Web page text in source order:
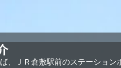
、ＪＲ倉敷駅前のステーション